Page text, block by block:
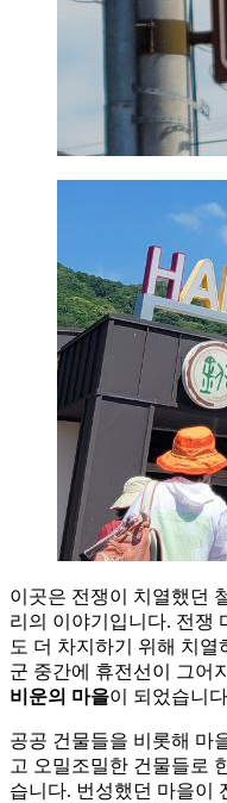
이곳은 전쟁이 치열했던
리의 이야기입니다. 전쟁
도 더 차지하기 위해 치
군 중간에 휴전선이 그어
비운의 마을이 되었습니
공공 건물들을 비롯해 마
고 오밀조밀한 건물들로
습니다. 번성했던 마을이